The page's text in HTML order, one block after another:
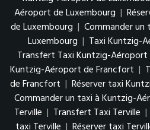
Aéroport de Luxembourg |
de Luxembourg | Commander
Luxembourg | Taxi Kuntzig-
Transfert Taxi Kuntzig-
Kuntzig-Aéroport de Francfort |
de Francfort | Réserver taxi
Commander un taxi à Kuntzig-
Terville | Transfert Taxi Terville |